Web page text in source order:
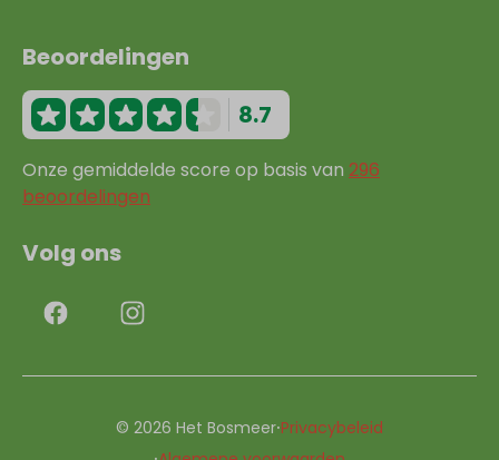
Beoordelingen
8.7
Onze gemiddelde score op basis van 296
beoordelingen
Volg ons
© 2026 Het Bosmeer·Privacybeleid